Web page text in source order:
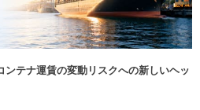
テナ運賃の変動リスクへの新しいヘッ